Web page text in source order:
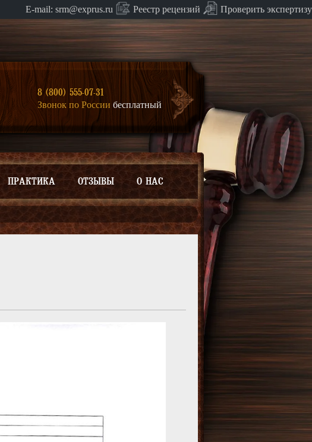
E-mail: srm@exprus.ru Реестр рецензий Проверить экспертизу
8 (800) 555-07-31
Звонок по России бесплатный
ПРАКТИКА ОТЗЫВЫ О НАС